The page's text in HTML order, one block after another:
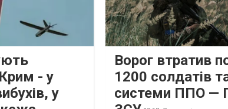
- у
у
Ворог втратив
1200 солдатів
системи ППО —